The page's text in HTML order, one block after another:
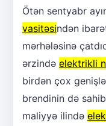
Ötən sentyabr
vasitəsindən
mərhələsinə
ərzində elektrikli
birdən çox
brendinin də
maliyyə ilində